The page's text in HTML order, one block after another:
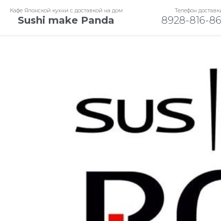
Кафе Японской кухни с доставкой на дом
Sushi make Panda
Телефон
8928-816-
Кафе Японской кухни